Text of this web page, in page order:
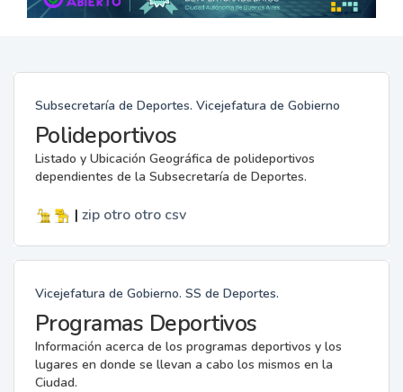
Subsecretaría de Deportes. Vicejefatura de Gobierno
Polideportivos
Listado y Ubicación Geográfica de polideportivos
dependientes de la Subsecretaría de Deportes.
| zip otro otro csv
Vicejefatura de Gobierno. SS de Deportes.
Programas Deportivos
Información acerca de los programas deportivos y los
lugares en donde se llevan a cabo los mismos en la
Ciudad.